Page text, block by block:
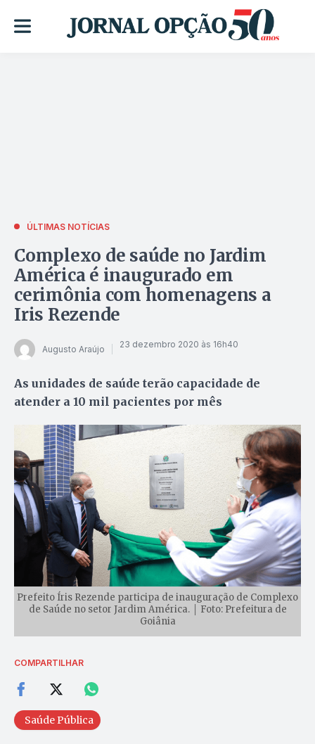
ÚLTIMAS NOTÍCIAS
Complexo de saúde no Jardim
América é inaugurado em
cerimônia com homenagens a
Iris Rezende
Augusto Araújo 23 dezembro 2020 às 16h40
As unidades de saúde terão capacidade de
atender a 10 mil pacientes por mês
Prefeito Íris Rezende participa de inauguração de Complexo
de Saúde no setor Jardim América. │ Foto: Prefeitura de
Goiânia
COMPARTILHAR
Saúde Pública